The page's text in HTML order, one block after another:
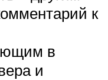
к
в
и